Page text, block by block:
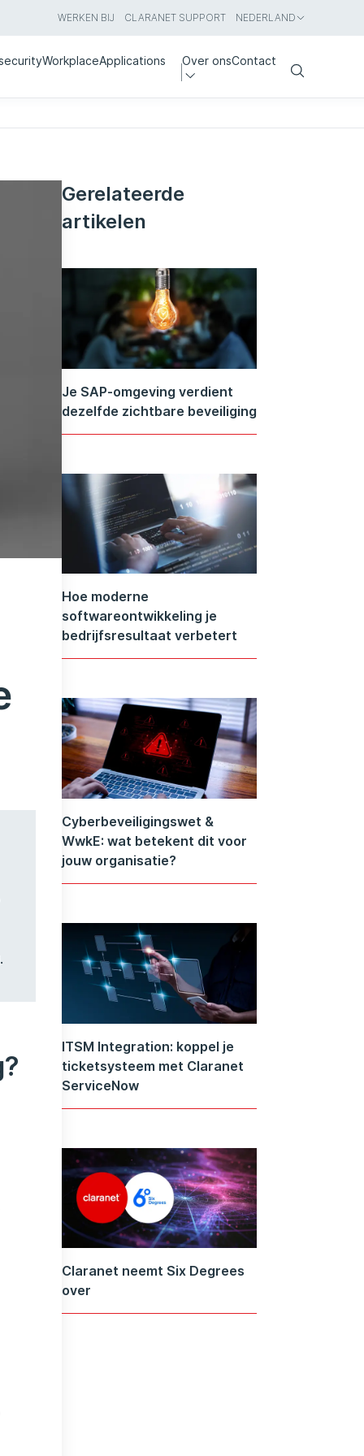
WERKEN BIJ CLARANET SUPPORT NEDERLAND
WorkplaceApplications Over onsContact
Search
Gerelateerde
artikelen
Je SAP-omgeving verdient
dezelfde zichtbare beveiliging
Hoe moderne
softwareontwikkeling je
bedrijfsresultaat verbetert
Cyberbeveiligingswet &
WwkE: wat betekent dit voor
jouw organisatie?
ITSM Integration: koppel je
ticketsysteem met Claranet
ServiceNow
Claranet neemt Six Degrees
over